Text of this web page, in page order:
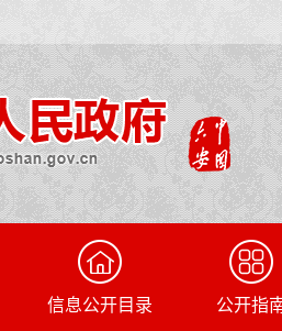
信息公开目录 公开指